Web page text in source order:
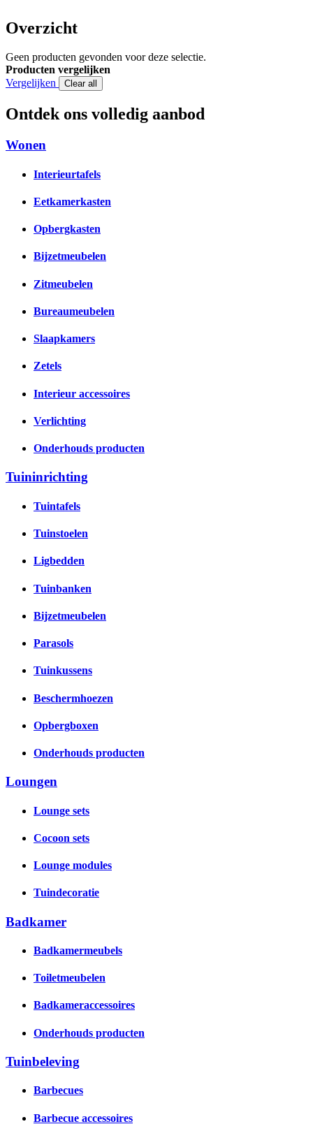
Overzicht
Geen producten gevonden voor deze selectie.
Producten vergelijken
Vergelijken
Clear all
Ontdek ons volledig aanbod
Wonen
Interieurtafels
Eetkamerkasten
Opbergkasten
Bijzetmeubelen
Zitmeubelen
Bureaumeubelen
Slaapkamers
Zetels
Interieur accessoires
Verlichting
Onderhouds producten
Tuininrichting
Tuintafels
Tuinstoelen
Ligbedden
Tuinbanken
Bijzetmeubelen
Parasols
Tuinkussens
Beschermhoezen
Opbergboxen
Onderhouds producten
Loungen
Lounge sets
Cocoon sets
Lounge modules
Tuindecoratie
Badkamer
Badkamermeubels
Toiletmeubelen
Badkameraccessoires
Onderhouds producten
Tuinbeleving
Barbecues
Barbecue accessoires